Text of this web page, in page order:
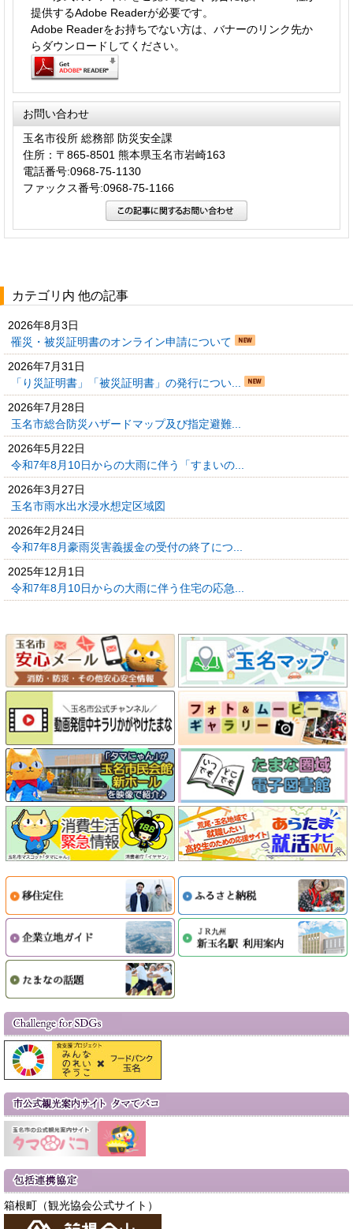
提供するAdobe Readerが必要です。
Adobe Readerをお持ちでない方は、バナーのリンク先か
らダウンロードしてください。
お問い合わせ
玉名市役所 総務部 防災安全課
住所：〒865-8501 熊本県玉名市岩崎163
電話番号:0968-75-1130
ファックス番号:0968-75-1166
カテゴリ内 他の記事
2026年8月3日
罹災・被災証明書のオンライン申請について
2026年7月31日
「り災証明書」「被災証明書」の発行につい...
2026年7月28日
玉名市総合防災ハザードマップ及び指定避難...
2026年5月22日
令和7年8月10日からの大雨に伴う「すまいの...
2026年3月27日
玉名市雨水出水浸水想定区域図
2026年2月24日
令和7年8月豪雨災害義援金の受付の終了につ...
2025年12月1日
令和7年8月10日からの大雨に伴う住宅の応急...
箱根町（観光協会公式サイト）